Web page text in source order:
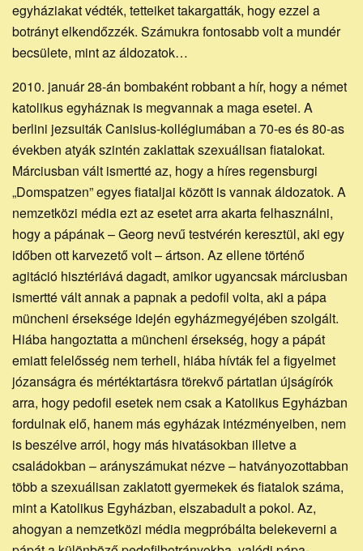
egyháziakat védték, tetteiket takargatták, hogy ezzel a
botrányt elkendőzzék. Számukra fontosabb volt a mundér
becsülete, mint az áldozatok…
2010. január 28-án bombaként robbant a hír, hogy a német
katolikus egyháznak is megvannak a maga esetei. A
berlini jezsuiták Canisius-kollégiumában a 70-es és 80-as
években atyák szintén zaklattak szexuálisan fiatalokat.
Márciusban vált ismertté az, hogy a híres regensburgi
„Domspatzen” egyes fiataljai között is vannak áldozatok. A
nemzetközi média ezt az esetet arra akarta felhasználni,
hogy a pápának – Georg nevű testvérén keresztül, aki egy
időben ott karvezető volt – ártson. Az ellene történő
agitáció hisztériává dagadt, amikor ugyancsak márciusban
ismertté vált annak a papnak a pedofil volta, aki a pápa
müncheni érseksége idején egyházmegyéjében szolgált.
Hiába hangoztatta a müncheni érsekség, hogy a pápát
emiatt felelősség nem terheli, hiába hívták fel a figyelmet
józanságra és mértéktartásra törekvő pártatlan újságírók
arra, hogy pedofil esetek nem csak a Katolikus Egyházban
fordulnak elő, hanem más egyházak intézményeiben, nem
is beszélve arról, hogy más hivatásokban illetve a
családokban – arányszámukat nézve – hatványozottabban
több a szexuálisan zaklatott gyermekek és fiatalok száma,
mint a Katolikus Egyházban, elszabadult a pokol. Az,
ahogyan a nemzetközi média megpróbálta belekeverni a